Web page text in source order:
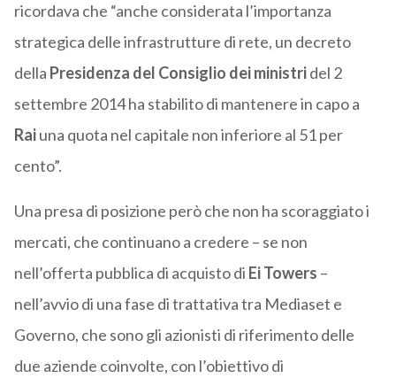
ricordava che “anche considerata l’importanza
strategica delle infrastrutture di rete, un decreto
della Presidenza del Consiglio dei ministridel 2
settembre 2014 ha stabilito di mantenere in capo a
Raiuna quota nel capitale non inferiore al 51 per
cento”.
Una presa di posizione però che non ha scoraggiato i
mercati, che continuano a credere – se non
nell’offerta pubblica di acquisto di Ei Towers –
nell’avvio di una fase di trattativa tra Mediaset e
Governo, che sono gli azionisti di riferimento delle
due aziende coinvolte, con l’obiettivo di